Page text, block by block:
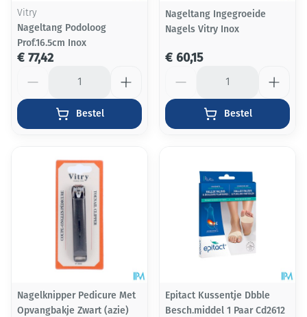
Vitry
Nageltang Podoloog
Prof.16.5cm Inox
€ 77,42
Bestel
Nageltang Ingegroeide
Nagels Vitry Inox
€ 60,15
Bestel
Nagelknipper Pedicure Met
Opvangbakje Zwart (azie)
Epitact Kussentje Dbble
Besch.middel 1 Paar Cd2612